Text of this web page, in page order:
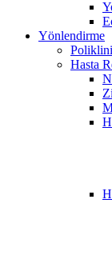
Yönlendirme
Hasta